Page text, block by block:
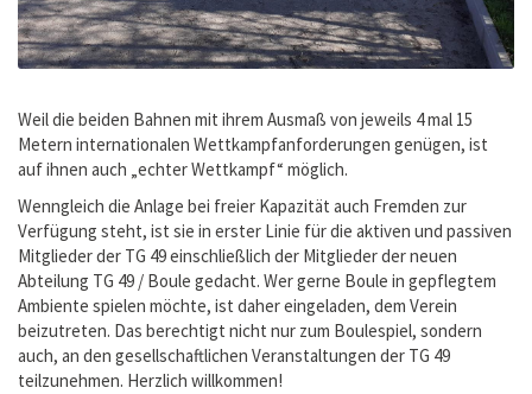
Weil die beiden Bahnen mit ihrem Ausmaß von jeweils 4 mal 15
Metern internationalen Wettkampfanforderungen genügen, ist
auf ihnen auch „echter Wettkampf“ möglich.
Wenngleich die Anlage bei freier Kapazität auch Fremden zur
Verfügung steht, ist sie in erster Linie für die aktiven und passiven
Mitglieder der TG 49 einschließlich der Mitglieder der neuen
Abteilung TG 49 / Boule gedacht. Wer gerne Boule in gepflegtem
Ambiente spielen möchte, ist daher eingeladen, dem Verein
beizutreten. Das berechtigt nicht nur zum Boulespiel, sondern
auch, an den gesellschaftlichen Veranstaltungen der TG 49
teilzunehmen. Herzlich willkommen!